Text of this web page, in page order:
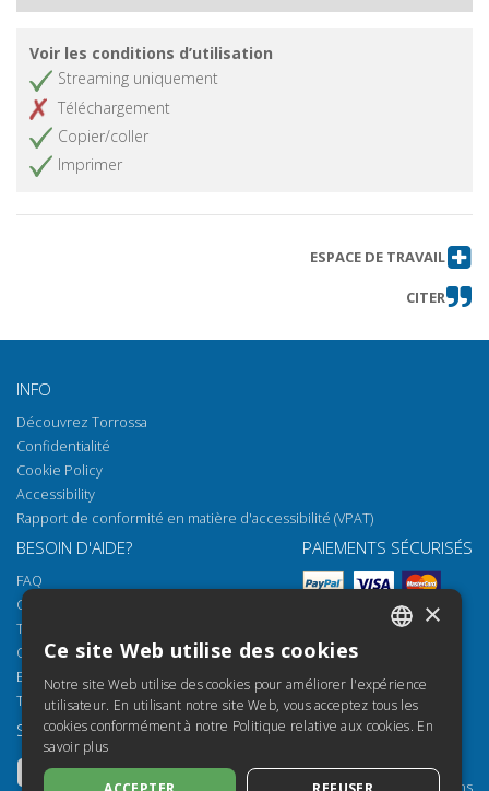
Voir les conditions d’utilisation
Streaming uniquement
Téléchargement
Copier/coller
Imprimer
ESPACE DE TRAVAIL
CITER
INFO
Découvrez Torrossa
Confidentialité
Cookie Policy
Accessibility
Rapport de conformité en matière d'accessibilité (VPAT)
BESOIN D'AIDE?
FAQ
Comment ouvrir nos documents
Torrossa Reader
Options d'accès
Email:helpdesk@torrossa.com
Tel:
+39 055 5018800
PAIEMENTS SÉCURISÉS
SUIVEZ-NOUS NOS RESSOURCES
Torrossa Info
SPANISH
FRENCH
ENGLISH
×
Ce site Web utilise des cookies
Notre site Web utilise des cookies pour améliorer l'expérience
utilisateur. En utilisant notre site Web, vous acceptez tous les
cookies conformément à notre Politique relative aux cookies. En
savoir plus